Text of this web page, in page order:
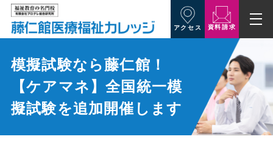
アクセス 資料請求
模擬試験なら藤仁館！
【ケアマネ】全国統一模
擬試験を追加開催します